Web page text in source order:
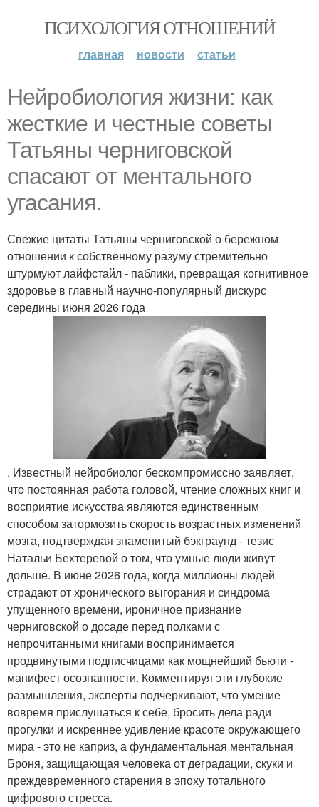
ПСИХОЛОГИЯ ОТНОШЕНИЙ
главная новости статьи
Нейробиология жизни: как
жесткие и честные советы
Татьяны черниговской
спасают от ментального
угасания.
Свежие цитаты Татьяны черниговской о бережном
отношении к собственному разуму стремительно
штурмуют лайфстайл - паблики, превращая когнитивное
здоровье в главный научно-популярный дискурс
середины июня 2026 года
. Известный нейробиолог бескомпромиссно заявляет,
что постоянная работа головой, чтение сложных книг и
восприятие искусства являются единственным
способом затормозить скорость возрастных изменений
мозга, подтверждая знаменитый бэкграунд - тезис
Натальи Бехтеревой о том, что умные люди живут
дольше. В июне 2026 года, когда миллионы людей
страдают от хронического выгорания и синдрома
упущенного времени, ироничное признание
черниговской о досаде перед полками с
непрочитанными книгами воспринимается
продвинутыми подписчицами как мощнейший бьюти -
манифест осознанности. Комментируя эти глубокие
размышления, эксперты подчеркивают, что умение
вовремя прислушаться к себе, бросить дела ради
прогулки и искреннее удивление красоте окружающего
мира - это не каприз, а фундаментальная ментальная
Броня, защищающая человека от деградации, скуки и
преждевременного старения в эпоху тотального
цифрового стресса.